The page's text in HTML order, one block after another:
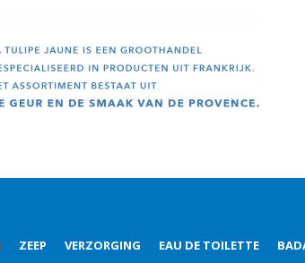
ZEEP VERZORGING EAU DE TOILETTE